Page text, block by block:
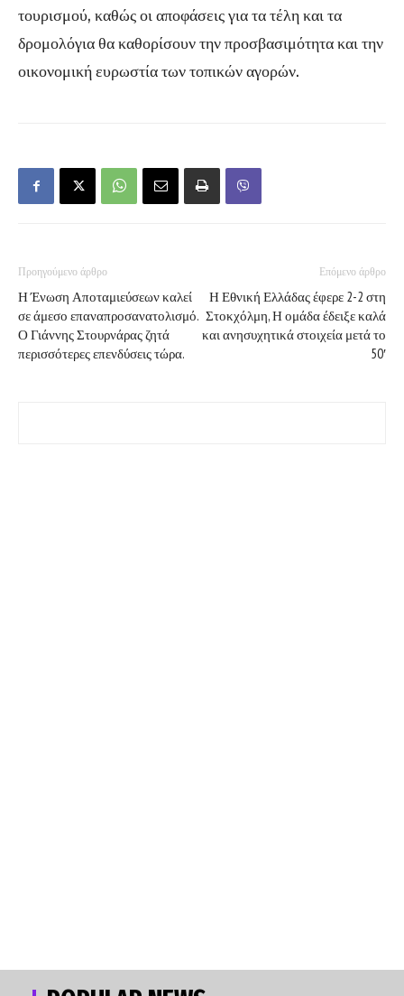
τουρισμού, καθώς οι αποφάσεις για τα τέλη και τα
δρομολόγια θα καθορίσουν την προσβασιμότητα και την
οικονομική ευρωστία των τοπικών αγορών.
Προηγούμενο άρθρο
Η Ένωση Αποταμιεύσεων καλεί
σε άμεσο επαναπροσανατολισμό.
Ο Γιάννης Στουρνάρας ζητά
περισσότερες επενδύσεις τώρα.
Επόμενο άρθρο
Η Εθνική Ελλάδας έφερε 2-2 στη
Στοκχόλμη, Η ομάδα έδειξε καλά
και ανησυχητικά στοιχεία μετά το
50′